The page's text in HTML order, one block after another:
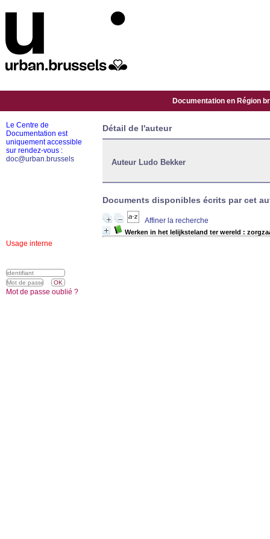
Documentation en Région
Détail de l'auteur
Auteur Ludo Bekker
Documents disponibles écrits par cet
Affiner la recherche
Werken in het lelijksteland ter wereld :
Le Centre de
Documentation est
uniquement accessible
sur rendez-vous :
doc@urban.brussels
Usage interne
Mot de passe oublié ?